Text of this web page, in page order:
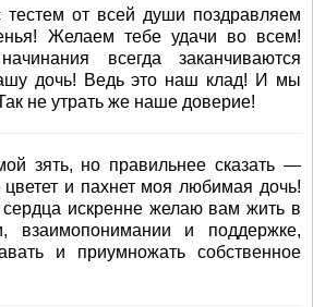
от всей души поздравляем
Желаем тебе удачи во всем!
всегда заканчиваются
дочь! Ведь это наш клад! И мы
не утрать же наше доверие!
зять, но правильнее сказать —
и пахнет моя любимая дочь!
сердца искренне желаю вам жить в
взаимопонимании и поддержке,
и приумножать собственное